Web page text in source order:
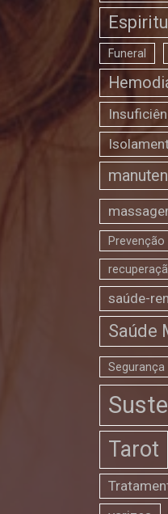
Funeral
Prevenção
saúde-
Saúde
Tarot